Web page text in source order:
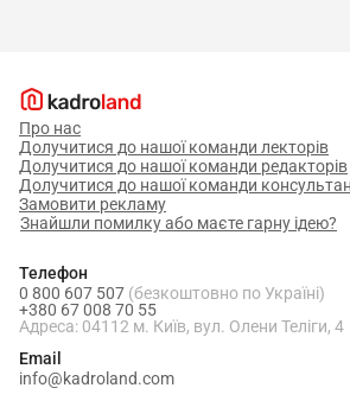
Про нас
Долучитися до нашої команди лекторів
Долучитися до нашої команди редакторів
Долучитися до нашої команди
Замовити рекламу
Знайшли помилку або маєте гарну ідею?
Телефон
0 800 607 507 (безкоштовно по Україні)
+380 67 008 70 55
Адреса: 04112 м. Київ, вул. Олени Теліги, 4
Email
info@kadroland.com